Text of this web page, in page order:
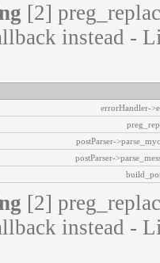
[2]
instead -
errorHandler-
postParser-
postParser-
[2]
instead -